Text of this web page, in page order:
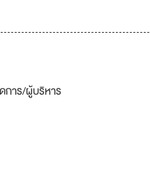
การ/ผู้บริหาร